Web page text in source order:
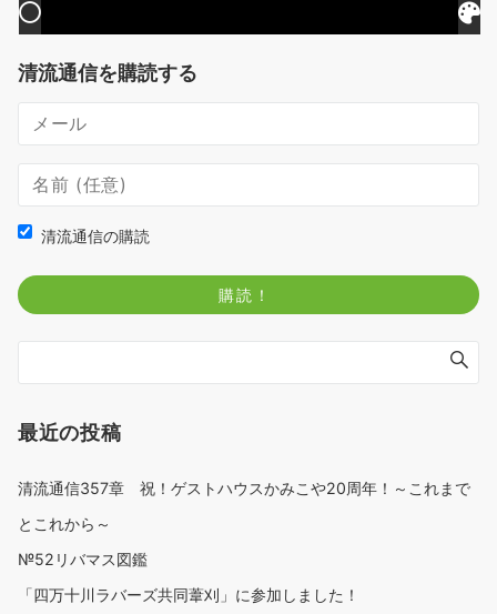
清流通信を購読する
清流通信の購読
最近の投稿
清流通信357章 祝！ゲストハウスかみこや20周年！～これまで
とこれから～
№52リバマス図鑑
「四万十川ラバーズ共同葦刈」に参加しました！